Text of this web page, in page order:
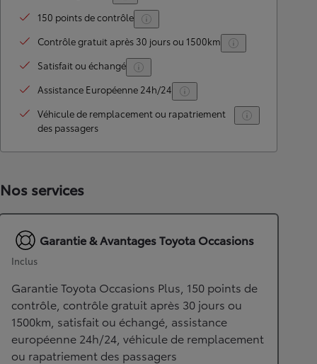
150 points de contrôle
Contrôle gratuit après 30 jours ou 1500km
Satisfait ou échangé
Assistance Européenne 24h/24
Véhicule de remplacement ou rapatriement
des passagers
Nos services
Garantie & Avantages Toyota Occasions
Inclus
Garantie Toyota Occasions Plus, 150 points de
contrôle, contrôle gratuit après 30 jours ou
1500km, satisfait ou échangé, assistance
européenne 24h/24, véhicule de remplacement
ou rapatriement des passagers